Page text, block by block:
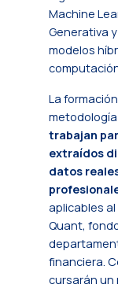
Machine
Generativa
modelos
La
trabajan
extraídos
datos
aplicables
Quant,
financiera.
cursarán un